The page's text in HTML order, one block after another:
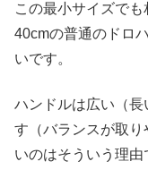
この最小サイズで
40cmの普通のドロ
いです。
ハンドルは広い（長
す（バランスが取
いのはそういう理